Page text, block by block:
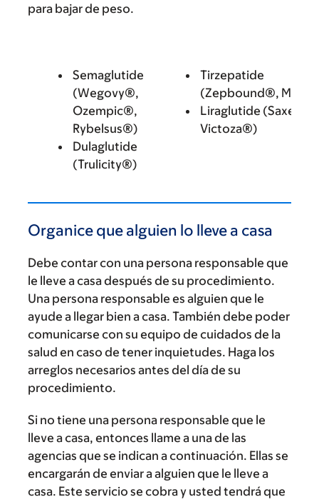
para bajar de peso.
Semaglutide
(Wegovy®,
Ozempic®,
Rybelsus®)
Dulaglutide
(Trulicity®)
Tirzepatide
(Zepbound®,
Liraglutide
Victoza®)
Organice que alguien lo lleve a casa
Debe contar con una persona responsable que
le lleve a casa después de su procedimiento.
Una persona responsable es alguien que le
ayude a llegar bien a casa. También debe poder
comunicarse con su equipo de cuidados de la
salud en caso de tener inquietudes. Haga los
arreglos necesarios antes del día de su
procedimiento.
Si no tiene una persona responsable que le
lleve a casa, entonces llame a una de las
agencias que se indican a continuación. Ellas se
encargarán de enviar a alguien que le lleve a
casa. Este servicio se cobra y usted tendrá que